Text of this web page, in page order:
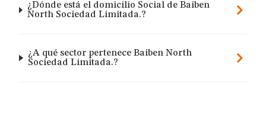
¿Dónde está el domicilio Social de Baiben
North Sociedad Limitada.?
¿A qué sector pertenece Baiben North
Sociedad Limitada.?